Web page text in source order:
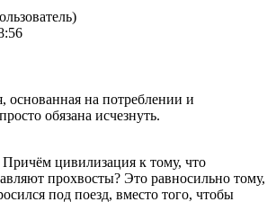
основанная на потреблении и
обязана исчезнуть.
цивилизация к тому, что
прохвосты? Это равносильно тому,
под поезд, вместо того, чтобы